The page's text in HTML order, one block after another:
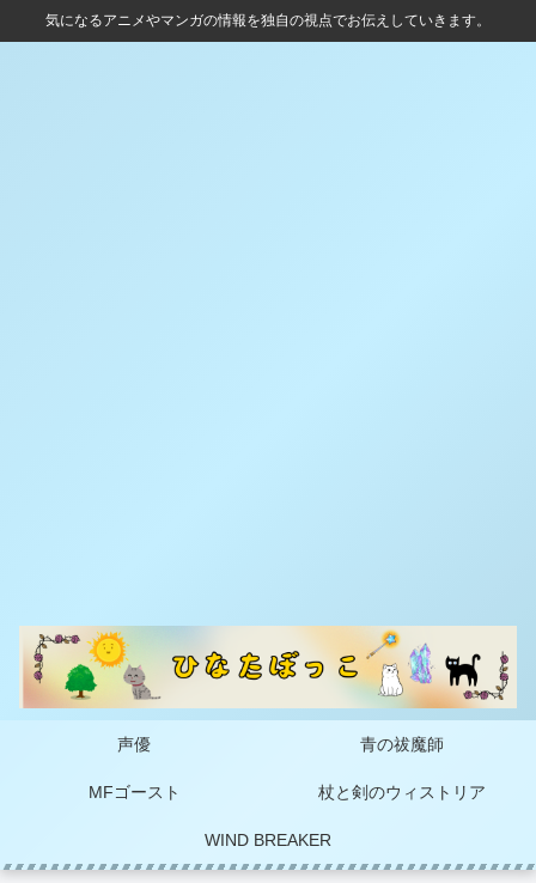
気になるアニメやマンガの情報を独自の視点でお伝えしていきます。
声優 青の祓魔師
MFゴースト 杖と剣のウィストリア
WIND BREAKER